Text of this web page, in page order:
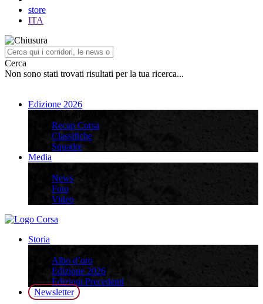
store
ITA
Cerca
Non sono stati trovati risultati per la tua ricerca...
Edizione 2026
Recap Corsa
Classifiche
Squadre
Media
News
Foto
Video
Storia
Albo d’oro
Edizione 2026
Edizioni Precedenti
Newsletter